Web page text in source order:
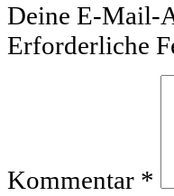
Deine E-Mail-
Erforderliche
Kommentar *